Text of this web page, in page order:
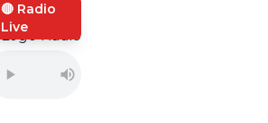
🔴 Radio
Live